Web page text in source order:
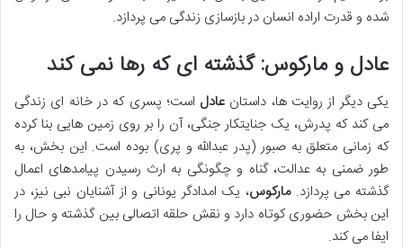
شده و قدرت اراده انسان در بازسازی زندگی می پردازد.
عادل و مارکوس: گذشته ای که رها نمی کند
یکی دیگر از روایت ها، داستان عادل است؛ پسری که در خانه ای زندگی
می کند که پدرش، یک جنایتکار جنگی، آن را بر روی زمین هایی بنا کرده
که زمانی متعلق به صبور (پدر عبدالله و پری) بوده است. این بخش، به
طور ضمنی به عدالت، گناه و چگونگی به ارث رسیدن پیامدهای اعمال
گذشته می پردازد.مارکوس، یک امدادگر یونانی و از آشنایان نبی نیز، در
این بخش حضوری کوتاه دارد و نقش حلقه اتصالی بین گذشته و حال را
ایفا می کند.